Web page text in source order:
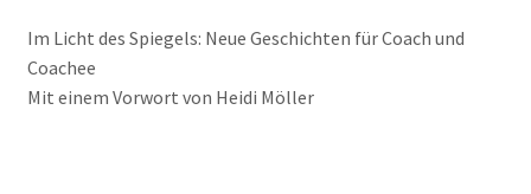
Im Licht des Spiegels: Neue Geschichten für Coach und
Coachee
Mit einem Vorwort von Heidi Möller